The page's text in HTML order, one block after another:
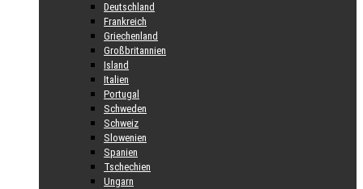
Deutschland
Frankreich
Griechenland
Großbritannien
Island
Italien
Portugal
Schweden
Schweiz
Slowenien
Spanien
Tschechien
Ungarn